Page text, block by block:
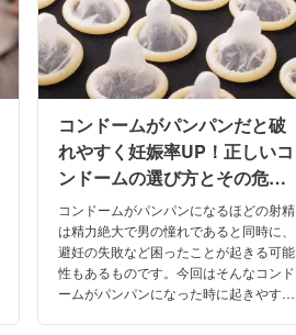
コンドームがパンパンだと破
れやすく妊娠率UP！正しいコ
ンドームの選び方とその危険
を解説！
コンドームがパンパンになるほどの射精
は精力絶大で男の憧れであると同時に、
避妊の失敗など困ったことが起きる可能
性もあるものです。今回はそんなコンド
ームがパンパンになった時に起きやすい